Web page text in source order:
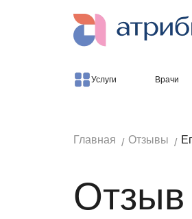
Версия для слабовидящих
Услуги Врачи
Главная Отзывы
Отзыв